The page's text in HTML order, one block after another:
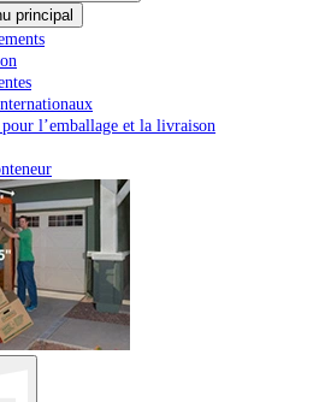
principal
l’emballage et la livraison